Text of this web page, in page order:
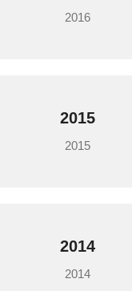
2016
2015
2015
2014
2014